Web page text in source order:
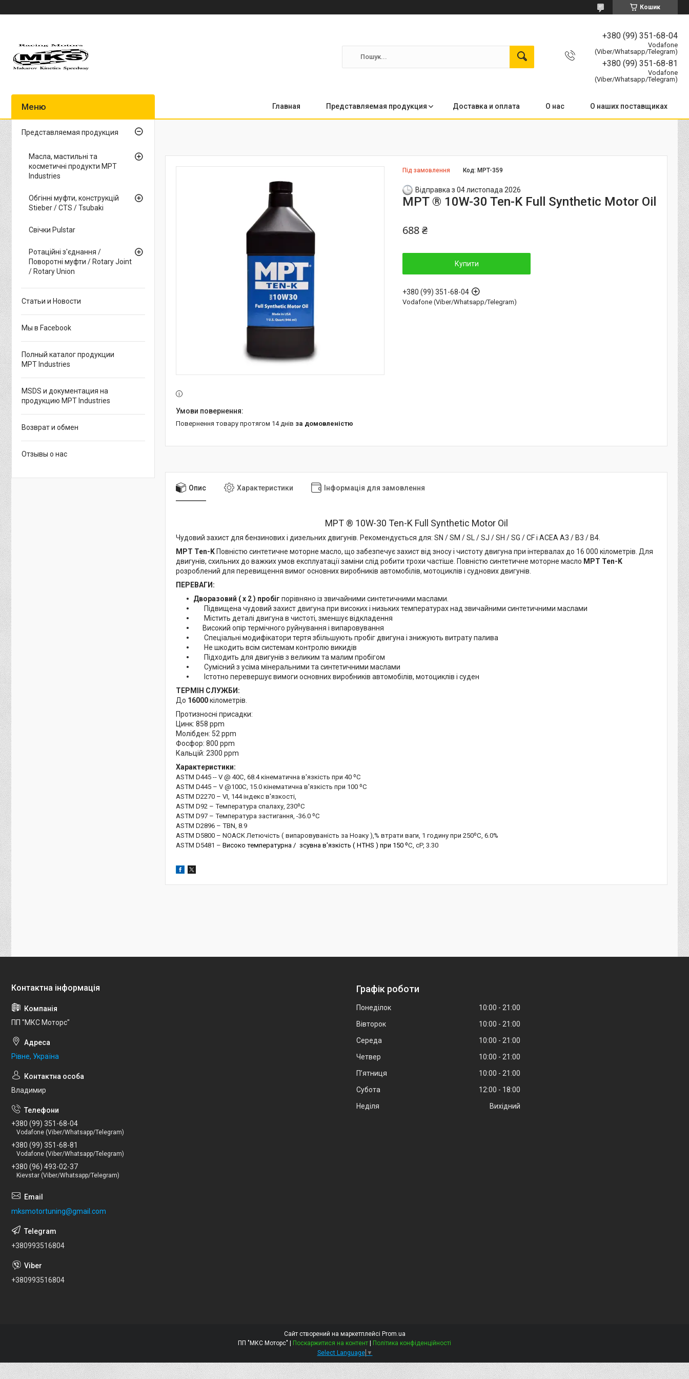
Кошик
+380 (99) 351-68-04
Vodafone
(Viber/Whatsapp/Telegram)
+380 (99) 351-68-81
Vodafone
(Viber/Whatsapp/Telegram)
Главная Представляемая продукция Доставка и оплата О нас О наших поставщиках
Під замовлення Код:MPT-359
Відправка з 04 листопада 2026
MPT ® 10W-30 Ten-K Full Synthetic Motor Oil
688 ₴
Купити
+380 (99) 351-68-04
Vodafone (Viber/Whatsapp/Telegram)
повернення товару протягом 14 днів за домовленістю
Опис Характеристики Інформація для замовлення
MPT ® 10W-30 Ten-K Full Synthetic Motor Oil
Чудовий захист для бензинових і дизельних двигунів. Рекомендується для: SN / SM / SL / SJ / SH / SG / CF і ACEA A3 / B3 / B4.
MPT Ten-K Повністю синтетичне моторне масло, що забезпечує захист від зносу і чистоту двигуна при інтервалах до 16 000 кілометрів. Для
двигунів, схильних до важких умов експлуатації заміни слід робити трохи частіше. Повністю синтетичне моторне масло MPT Ten-K
розроблений для перевищення вимог основних виробників автомобілів, мотоциклів і суднових двигунів.
ПЕРЕВАГИ:
Дворазовий ( х 2 ) пробіг порівняно із звичайними синтетичними маслами.
Підвищена чудовий захист двигуна при високих і низьких температурах над звичайними синтетичними маслами
Містить деталі двигуна в чистоті, зменшує відкладення
Високий опір термічного руйнування і випаровування
Спеціальні модифікатори тертя збільшують пробіг двигуна і знижують витрату палива
Не шкодить всім системам контролю викидів
Підходить для двигунів з великим та малим пробігом
Сумісний з усіма мінеральними та синтетичними маслами
Істотно перевершує вимоги основних виробників автомобілів, мотоциклів і суден
ТЕРМІН СЛУЖБИ:
До 16000кілометрів.
Протизносні присадки:
Цинк: 858 ppm
Молібден: 52 ppm
Фосфор: 800 ppm
Кальцій: 2300 ppm
Характеристики:
ASTM D445 -- V @ 40C , 68.4 кінематична в'язкість при 40 ºC
ASTM D445 – V @100C , 15.0 кінематична в'язкість при 100 ºC
ASTM D2270 – VI , 144 індекс в'язкості,
ASTM D92 – Температура спалаху, 230ºC
ASTM D97 – Температура застигання, -36.0 ºC
ASTM D2896 – TBN , 8.9
ASTM D5800 – NOACK Летючість ( випаровуваність за Ноаку ),% втрати ваги, 1 годину при 250ºC , 6.0%
ASTM D5481 – Високо температурна / зсувна в'язкість ( HTHS ) при 150 ºC cP, 3.30
Представляемая продукция
Масла, мастильні та
косметичні продукти MPT
Industries
Обгінні муфти, конструкцій
Stieber / CTS / Tsubaki
Свічки Pulstar
Ротаційні з'єднання /
Поворотні муфти / Rotary Joint
/ Rotary Union
Статьи и Новости
Мы в Facebook
Полный каталог продукции
MPT Industries
MSDS и документация на
продукцию MPT Industries
Возврат и обмен
Отзывы о нас
ПП "МКС Моторс"
Рівне, Україна
Владимир
+380 (99) 351-68-04
Vodafone (Viber/Whatsapp/Telegram)
+380 (99) 351-68-81
Vodafone (Viber/Whatsapp/Telegram)
+380 (96) 493-02-37
Kievstar (Viber/Whatsapp/Telegram)
mksmotortuning@gmail.com
+380993516804
+380993516804
Графік роботи
Понеділок 10:00
21:00
Вівторок
10:00
21:00
Середа
10:00
21:00
Четвер
10:00
21:00
Пʼятниця
10:00
21:00
Субота
12:00
18:00
Неділя
Вихідний
Сайт створений на маркетплейсі Prom.ua
Поскаржитися на контент
Політика конфіденційності
Select Language ▼